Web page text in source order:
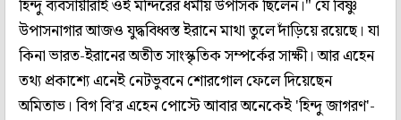
হিন্দু ব্যবসায়ীরাই ওই মন্দিরের ধর্মীয় উপাসক ছিলেন।" যে বিষ্ণু
উপাসনাগার আজও যুদ্ধবিধ্বস্ত ইরানে মাথা তুলে দাঁড়িয়ে রয়েছে। যা
কিনা ভারত-ইরানের অতীত সাংস্কৃতিক সম্পর্কের সাক্ষী। আর এহেন
তথ্য প্রকাশ্যে এনেই নেটভুবনে শোরগোল ফেলে দিয়েছেন
অমিতাভ। বিগ বি'র এহেন পোস্টে আবার অনেকেই 'হিন্দু জাগরণ'-